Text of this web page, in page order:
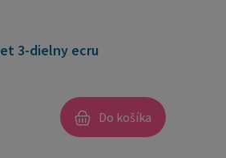
3-dielny ecru
Do košíka